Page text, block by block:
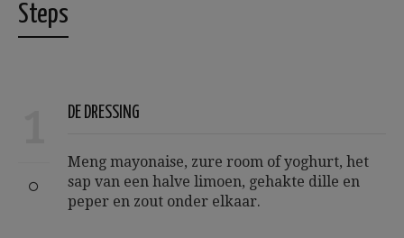
Steps
DE DRESSING
Meng mayonaise, zure room of yoghurt, het
sap van een halve limoen, gehakte dille en
peper en zout onder elkaar.